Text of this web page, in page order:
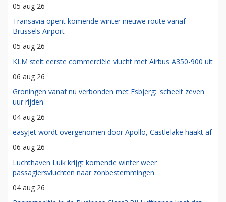
05 aug 26
Transavia opent komende winter nieuwe route vanaf
Brussels Airport
05 aug 26
KLM stelt eerste commerciële vlucht met Airbus A350-900 uit
06 aug 26
Groningen vanaf nu verbonden met Esbjerg: 'scheelt zeven
uur rijden'
04 aug 26
easyJet wordt overgenomen door Apollo, Castlelake haakt af
06 aug 26
Luchthaven Luik krijgt komende winter weer
passagiersvluchten naar zonbestemmingen
04 aug 26